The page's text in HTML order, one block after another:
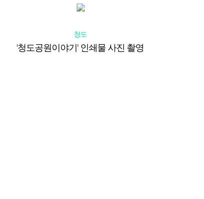
청도
'청도공원이야기' 인쇄물 사진 촬영